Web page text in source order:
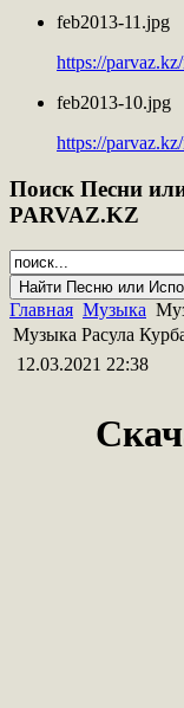
feb2013-11.jpg
https://
feb2013-10.jpg
https://
Поиск Песни
PARVAZ.KZ
Главная Музыка
Музыка Расула
12.03.2021 22:38